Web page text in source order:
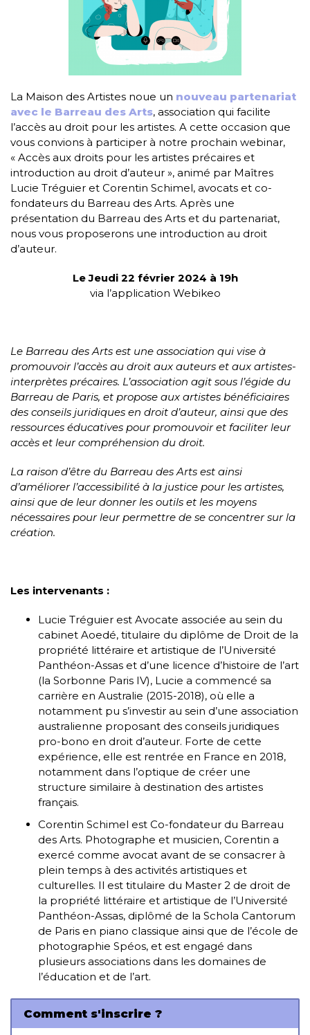
La Maison des Artistes noue un nouveau partenariat
avec le Barreau des Arts, association qui facilite
l’accès au droit pour les artistes. A cette occasion que
vous convions à participer à notre prochain webinar,
« Accès aux droits pour les artistes précaires et
introduction au droit d’auteur », animé par Maîtres
Lucie Tréguier et Corentin Schimel, avocats et co-
fondateurs du Barreau des Arts. Après une
présentation du Barreau des Arts et du partenariat,
nous vous proposerons une introduction au droit
d’auteur.
Le Jeudi 22 février 2024 à 19h
via l’application Webikeo
Le Barreau des Arts est une association qui vise à
promouvoir l’accès au droit aux auteurs et aux artistes-
interprètes précaires. L’association agit sous l’égide du
Barreau de Paris, et propose aux artistes bénéficiaires
des conseils juridiques en droit d’auteur, ainsi que des
ressources éducatives pour promouvoir et faciliter leur
accès et leur compréhension du droit.
La raison d’être du Barreau des Arts est ainsi
d’améliorer l’accessibilité à la justice pour les artistes,
ainsi que de leur donner les outils et les moyens
nécessaires pour leur permettre de se concentrer sur la
création.
Les intervenants :
Lucie Tréguier est Avocate associée au sein du
cabinet Aoedé, titulaire du diplôme de Droit de la
propriété littéraire et artistique de l’Université
Panthéon-Assas et d’une licence d’histoire de l’art
(la Sorbonne Paris IV), Lucie a commencé sa
carrière en Australie (2015-2018), où elle a
notamment pu s’investir au sein d’une association
australienne proposant des conseils juridiques
pro-bono en droit d’auteur. Forte de cette
expérience, elle est rentrée en France en 2018,
notamment dans l’optique de créer une
structure similaire à destination des artistes
français.
Corentin Schimel est Co-fondateur du Barreau
des Arts. Photographe et musicien, Corentin a
exercé comme avocat avant de se consacrer à
plein temps à des activités artistiques et
culturelles. Il est titulaire du Master 2 de droit de
la propriété littéraire et artistique de l’Université
Panthéon-Assas, diplômé de la Schola Cantorum
de Paris en piano classique ainsi que de l’école de
photographie Spéos, et est engagé dans
plusieurs associations dans les domaines de
l’éducation et de l’art.
Comment s'inscrire ?